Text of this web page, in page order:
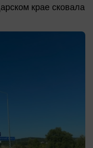
крае сковала